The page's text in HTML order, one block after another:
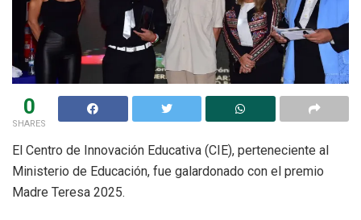
0
SHARES
El Centro de Innovación Educativa (CIE), perteneciente al
Ministerio de Educación, fue galardonado con el premio
Madre Teresa 2025.